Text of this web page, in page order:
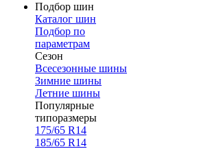
Подбор шин
Каталог шин
Подбор по
параметрам
Сезон
Всесезонные шины
Зимние шины
Летние шины
Популярные
типоразмеры
175/65 R14
185/65 R14